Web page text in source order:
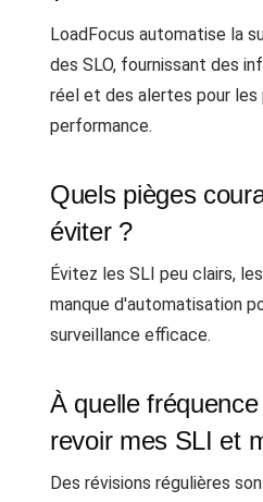
LoadFocus automatise la
des SLO, fournissant des
réel et des alertes pour les
performance.
Quels pièges
éviter ?
Évitez les SLI peu clairs,
manque d'automatisation
surveillance efficace.
À quelle
revoir mes SLI et
Des révisions régulières